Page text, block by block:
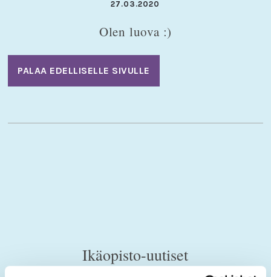
27.03.2020
Olen luova :)
PALAA EDELLISELLE SIVULLE
Ikäopisto-uutiset